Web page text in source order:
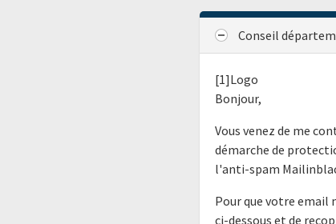
Conseil
[1]Logo
Bonjour,
Vous venez de me
démarche de
l'anti-spam
Pour que votre email
ci-dessous et de